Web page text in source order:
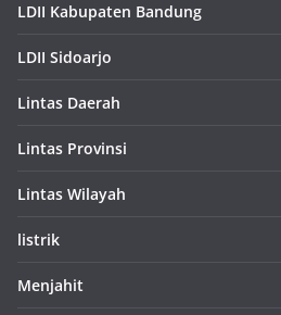
LDII Kabupaten Bandung
LDII Sidoarjo
Lintas Daerah
Lintas Provinsi
Lintas Wilayah
listrik
Menjahit